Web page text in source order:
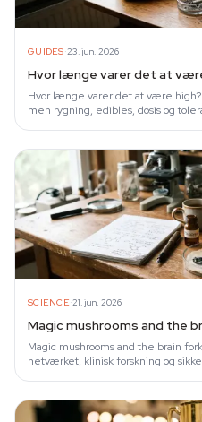
GUIDES·23. jun. 2026
Hvor længe varer det at
Hvor længe varer det at være
men rygning, edibles, dosis og
SCIENCE·21. jun. 2026
Magic mushrooms and the
Magic mushrooms and the brain
netværket, klinisk forskning og